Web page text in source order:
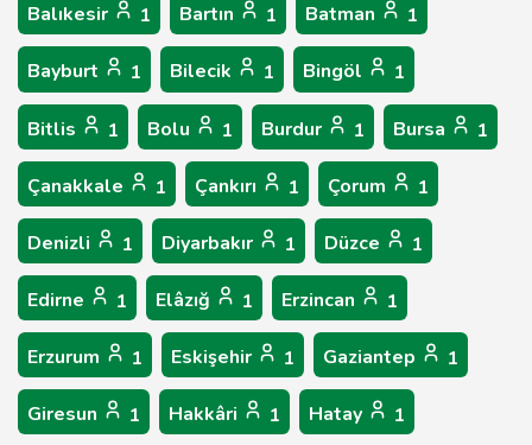
Balıkesir 1 Bartın 1 Batman 1
Bayburt 1 Bilecik 1 Bingöl 1
Bitlis 1 Bolu 1 Burdur 1 Bursa 1
Çanakkale 1 Çankırı 1 Çorum 1
Denizli 1 Diyarbakır 1 Düzce 1
Edirne 1 Elâzığ 1 Erzincan 1
Erzurum 1 Eskişehir 1 Gaziantep 1
Giresun 1 Hakkâri 1 Hatay 1